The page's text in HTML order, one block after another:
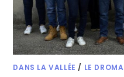
DANS LA VALLÉE / LE